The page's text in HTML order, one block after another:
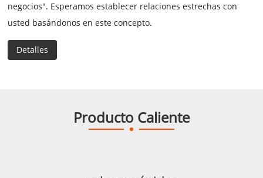
negocios". Esperamos establecer relaciones estrechas con
usted basándonos en este concepto.
Detalles
Producto Caliente